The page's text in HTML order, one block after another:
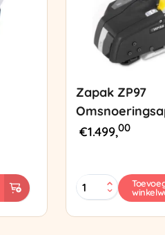
Zapak ZP97
€1.499,00
Zapak
ZP97
aantal